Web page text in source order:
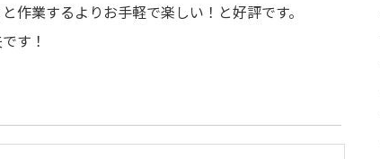
作業するよりお手軽で楽しい！と好評です。
す！